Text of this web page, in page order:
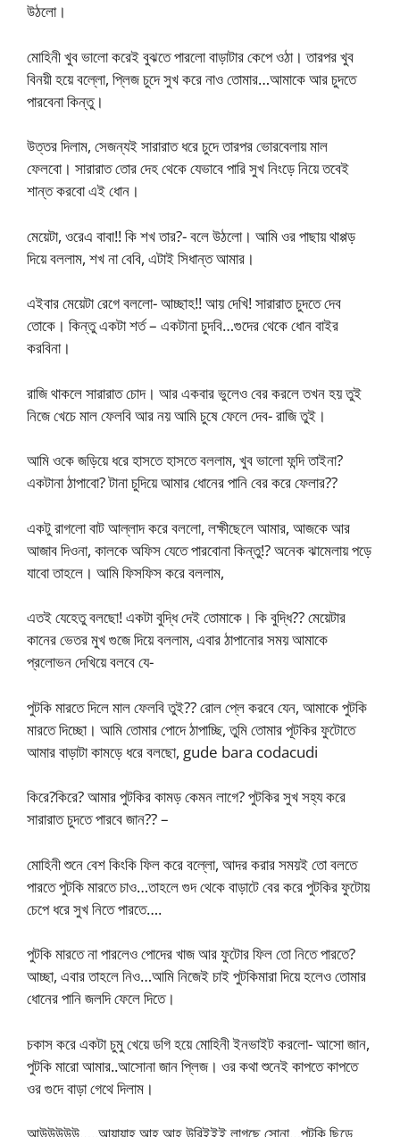
উঠলো।
মোহিনী খুব ভালো করেই বুঝতে পারলো বাড়াটার কেপে ওঠা। তারপর খুব
বিনয়ী হয়ে বল্লো, প্লিজ চুদে সুখ করে নাও তোমার…আমাকে আর চুদতে
পারবেনা কিন্তু।
উত্তর দিলাম, সেজন্যই সারারাত ধরে চুদে তারপর ভোরবেলায় মাল
ফেলবো। সারারাত তোর দেহ থেকে যেভাবে পারি সুখ নিংড়ে নিয়ে তবেই
শান্ত করবো এই ধোন।
মেয়েটা, ওরেএ বাবা!! কি শখ তার?- বলে উঠলো। আমি ওর পাছায় থাপ্পড়
দিয়ে বললাম, শখ না বেবি, এটাই সিধান্ত আমার।
এইবার মেয়েটা রেগে বললো- আচ্ছাহ!! আয় দেখি! সারারাত চুদতে দেব
তোকে। কিন্তু একটা শর্ত – একটানা চুদবি…গুদের থেকে ধোন বাইর
করবিনা।
রাজি থাকলে সারারাত চোদ। আর একবার ভুলেও বের করলে তখন হয় তুই
নিজে খেচে মাল ফেলবি আর নয় আমি চুষে ফেলে দেব- রাজি তুই।
আমি ওকে জড়িয়ে ধরে হাসতে হাসতে বললাম, খুব ভালো ফন্দি তাইনা?
একটানা ঠাপাবো? টানা চুদিয়ে আমার ধোনের পানি বের করে ফেলার??
একটু রাগলো বাট আল্লাদ করে বললো, লক্ষীছেলে আমার, আজকে আর
আজাব দিওনা, কালকে অফিস যেতে পারবোনা কিন্তু!? অনেক ঝামেলায় পড়ে
যাবো তাহলে। আমি ফিসফিস করে বললাম,
এতই যেহেতু বলছো! একটা বুদ্ধি দেই তোমাকে। কি বুদ্ধি?? মেয়েটার
কানের ভেতর মুখ গুজে দিয়ে বললাম, এবার ঠাপানোর সময় আমাকে
প্রলোভন দেখিয়ে বলবে যে-
পুটকি মারতে দিলে মাল ফেলবি তুই?? রোল প্লে করবে যেন, আমাকে পুটকি
মারতে দিচ্ছো। আমি তোমার পোদে ঠাপাচ্ছি, তুমি তোমার পূটকির ফুটোতে
আমার বাড়াটা কামড়ে ধরে বলছো, gude bara codacudi
কিরে?কিরে? আমার পুটকির কামড় কেমন লাগে? পুটকির সুখ সহ্য করে
সারারাত চুদতে পারবে জান?? –
মোহিনী শুনে বেশ কিংকি ফিল করে বল্লো, আদর করার সময়ই তো বলতে
পারতে পুটকি মারতে চাও…তাহলে গুদ থেকে বাড়াটে বের করে পুটকির ফুটোয়
চেপে ধরে সুখ নিতে পারতে….
পুটকি মারতে না পারলেও পোদের খাজ আর ফুটোর ফিল তো নিতে পারতে?
আচ্ছা, এবার তাহলে নিও…আমি নিজেই চাই পুটকিমারা দিয়ে হলেও তোমার
ধোনের পানি জলদি ফেলে দিতে।
চকাস করে একটা চুমু খেয়ে ডগি হয়ে মোহিনী ইনভাইট করলো- আসো জান,
পুটকি মারো আমার..আসোনা জান প্লিজ। ওর কথা শুনেই কাপতে কাপতে
ওর গুদে বাড়া গেথে দিলাম।